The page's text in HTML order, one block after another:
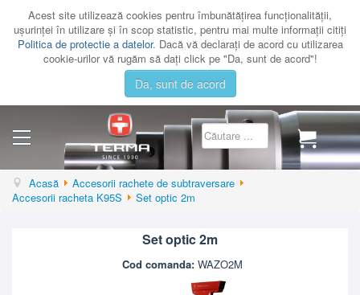
Acest site utilizează cookies pentru îmbunătăţirea funcţionalităţii,
uşurinţei în utilizare şi în scop statistic, pentru mai multe informaţii citiţi
Politica de protectie a datelor. Dacă vă declaraţi de acord cu utilizarea
cookie-urilor vă rugăm să daţi click pe "Da, sunt de acord"!
Da, sunt de acord
CATEGORII
Acasă
Accesorii rachete de subtraversare
Accesorii racheta K95S
Set optic 2m
Set optic 2m
Cod comanda: WAZO2M